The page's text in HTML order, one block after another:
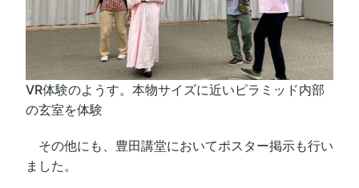
VR体験のようす。本物サイズに近いピラミッド内部
の玄室を体験
その他にも、豊田講堂においてポスター掲示も行い
ました。